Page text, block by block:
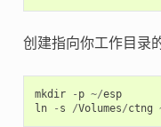
创建指向你工作目录
mkdir - p ~/esp
ln
- s /Volumes/ctng